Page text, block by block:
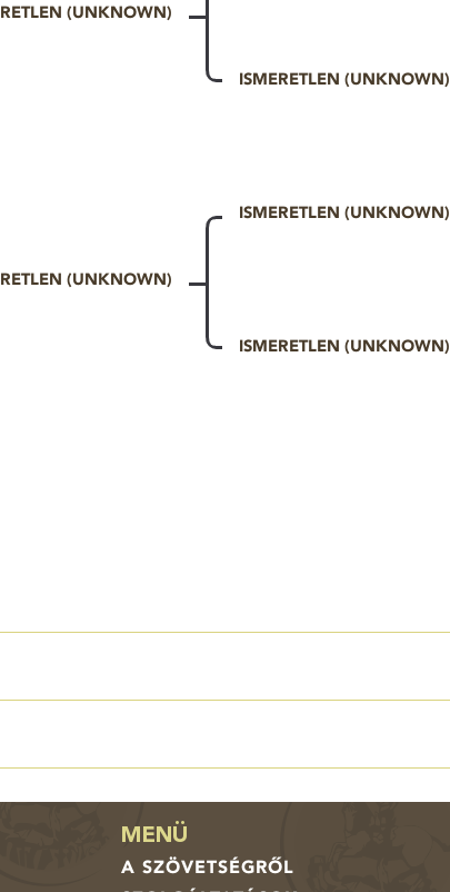
(UNKNOWN)
ISMERETLEN (UNKNOWN)
(UNKNOWN)
ISMERETLEN (UNKNOWN)
ISMERETLEN (UNKNOWN)
MENÜ
A SZÖVETSÉGRŐL